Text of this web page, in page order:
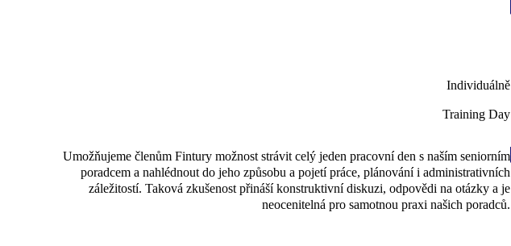
Individuálně
Training Day
Umožňujeme členům Fintury možnost strávit celý jeden pracovní den s naším seniorním
poradcem a nahlédnout do jeho způsobu a pojetí práce, plánování i administrativních
záležitostí. Taková zkušenost přináší konstruktivní diskuzi, odpovědi na otázky a je
neocenitelná pro samotnou praxi našich poradců.